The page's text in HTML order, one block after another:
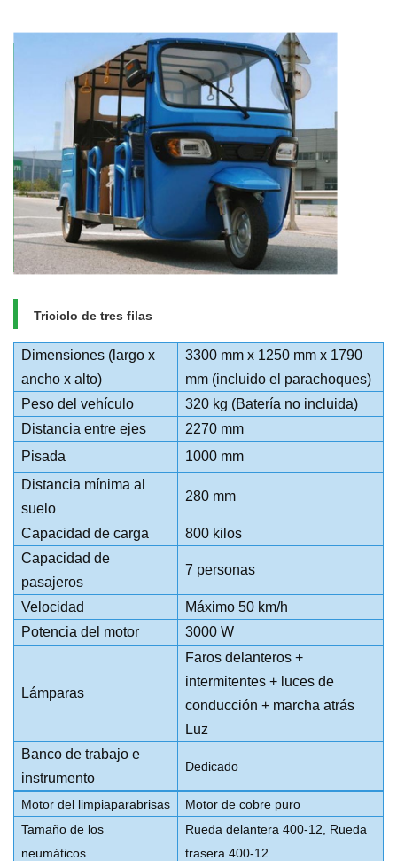
Triciclo de tres filas
Dimensiones (largo x
ancho x alto)
3300 mm x 1250 mm x 1790
mm (incluido el parachoques)
Peso del vehículo
320 kg (Batería no incluida)
Distancia entre ejes
2270 mm
Pisada
1000 mm
Distancia mínima al
suelo
280 mm
Capacidad de carga
800 kilos
Capacidad de
pasajeros
7 personas
Velocidad
Máximo 50 km/h
Potencia del motor
3000 W
Lámparas
Faros delanteros +
intermitentes + luces de
conducción + marcha atrás
Luz
Banco de trabajo e
instrumento
Dedicado
Motor del limpiaparabrisas
Motor de cobre puro
Tamaño de los
neumáticos
Rueda delantera 400-12, Rueda
trasera 400-12